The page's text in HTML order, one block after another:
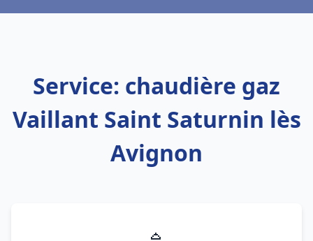
Service: chaudière gaz
Vaillant Saint Saturnin lès
Avignon